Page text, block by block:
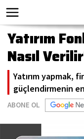
Yatırım
Nasıl
Yatırım yapmak,
güçlendirmenin
ABONE OL